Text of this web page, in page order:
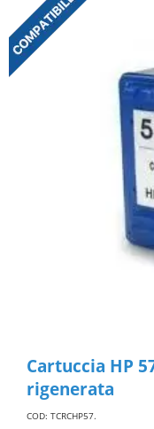
Cartuccia HP
rigenerata
COD: TCRCHP57.